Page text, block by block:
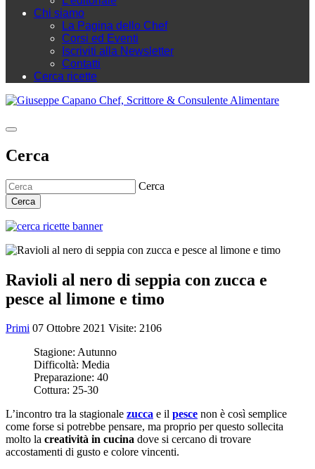
Chi siamo
La Pagina dello Chef
Corsi ed Eventi
Iscriviti alla Newsletter
Contatti
Cerca ricette
Cerca
Cerca
Cerca
Ravioli al nero di seppia con zucca e
pesce al limone e timo
Primi 07 Ottobre 2021 Visite: 2106
Stagione: Autunno
Difficoltà: Media
Preparazione: 40
Cottura: 25-30
L’incontro tra la stagionale zucca e il pesce non è così semplice
come forse si potrebbe pensare, ma proprio per questo sollecita
molto la creatività in cucina dove si cercano di trovare
accostamenti di gusto e colore vincenti.